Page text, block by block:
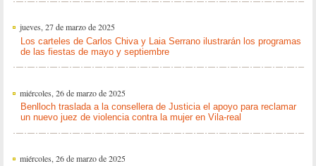
jueves, 27 de marzo de 2025
Los carteles de Carlos Chiva y Laia Serrano ilustrarán los programas
de las fiestas de mayo y septiembre
miércoles, 26 de marzo de 2025
Benlloch traslada a la consellera de Justicia el apoyo para reclamar
un nuevo juez de violencia contra la mujer en Vila-real
miércoles, 26 de marzo de 2025